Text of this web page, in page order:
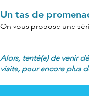
Un tas de
On vous propose une
Alors, tenté(e) de venir
visite, pour encore plus